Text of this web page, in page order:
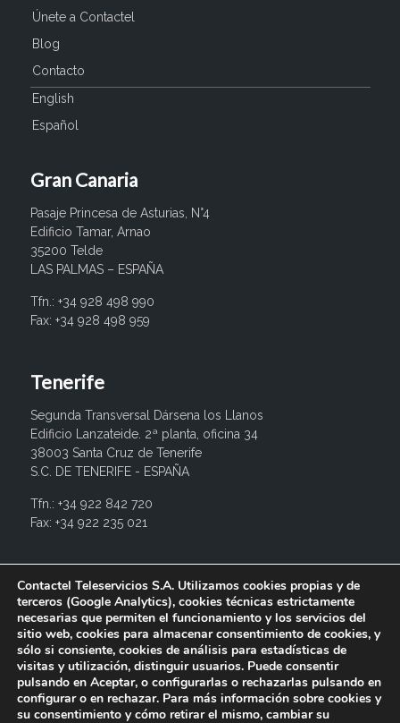
Únete a Contactel
Blog
Contacto
English
Español
Gran Canaria
Pasaje Princesa de Asturias, N°4
Edificio Tamar, Arnao
35200 Telde
LAS PALMAS – ESPAÑA
Tfn.: +34 928 498 990
Fax: +34 928 498 959
Tenerife
Segunda Transversal Dársena los Llanos
Edificio Lanzateide. 2ª planta, oficina 34
38003 Santa Cruz de Tenerife
S.C. DE TENERIFE - ESPAÑA
Tfn.: +34 922 842 720
Fax: +34 922 235 021
info@contactel.es
Contactel Teleservicios S.A. Utilizamos cookies propias y de
terceros (Google Analytics), cookies técnicas estrictamente
necesarias que permiten el funcionamiento y los servicios del
sitio web, cookies para almacenar consentimiento de cookies, y
sólo si consiente, cookies de análisis para estadísticas de
visitas y utilización, distinguir usuarios. Puede consentir
pulsando en Aceptar, o configurarlas o rechazarlas pulsando en
configurar o en rechazar. Para más información sobre cookies y
su consentimiento y cómo retirar el mismo, cambiar su